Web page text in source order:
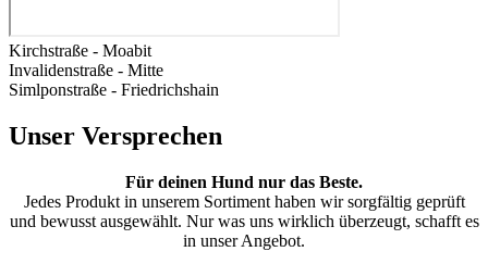
Kirchstraße - Moabit
Invalidenstraße - Mitte
Simlponstraße - Friedrichshain
Unser Versprechen
Für deinen Hund nur das Beste.
Jedes Produkt in unserem Sortiment haben wir sorgfältig geprüft
und bewusst ausgewählt. Nur was uns wirklich überzeugt, schafft es
in unser Angebot.